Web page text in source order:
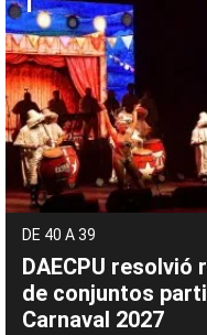
DE 40 A 39
DAECPU
de conjuntos
Carnaval 2027